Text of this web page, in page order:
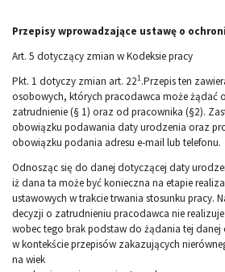
Przepisy wprowadzające ustawę o
Art. 5 dotyczący zmian w Kodeksie pracy
Pkt. 1 dotyczy zmian art. 221.Przepis ten
osobowych, których pracodawca może żądać
zatrudnienie (§ 1) oraz od pracownika (§2).
obowiązku podawania daty urodzenia oraz
obowiązku podania adresu e-mail lub telefonu.
Odnosząc się do danej dotyczącej daty
iż dana ta może być konieczna na etapie
ustawowych w trakcie trwania stosunku pracy.
decyzji o zatrudnieniu pracodawca nie
wobec tego brak podstaw do żądania tej
w kontekście przepisów zakazujących
na wiek